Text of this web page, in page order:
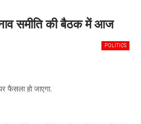
समीति की बैठक में आज
POLITICS
फैसला हो जाएगा.